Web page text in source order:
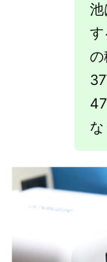
池
す
の
な